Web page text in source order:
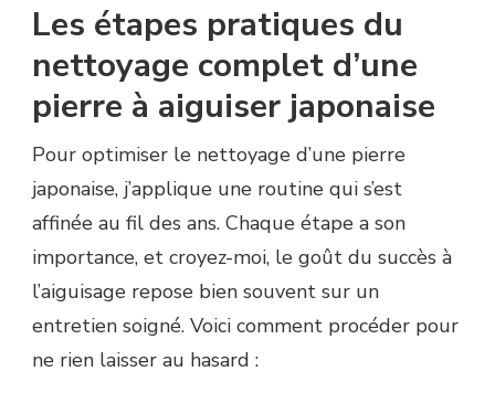
Les étapes pratiques du
nettoyage complet d’une
pierre à aiguiser japonaise
Pour optimiser le nettoyage d’une pierre
japonaise, j’applique une routine qui s’est
affinée au fil des ans. Chaque étape a son
importance, et croyez-moi, le goût du succès à
l’aiguisage repose bien souvent sur un
entretien soigné. Voici comment procéder pour
ne rien laisser au hasard :